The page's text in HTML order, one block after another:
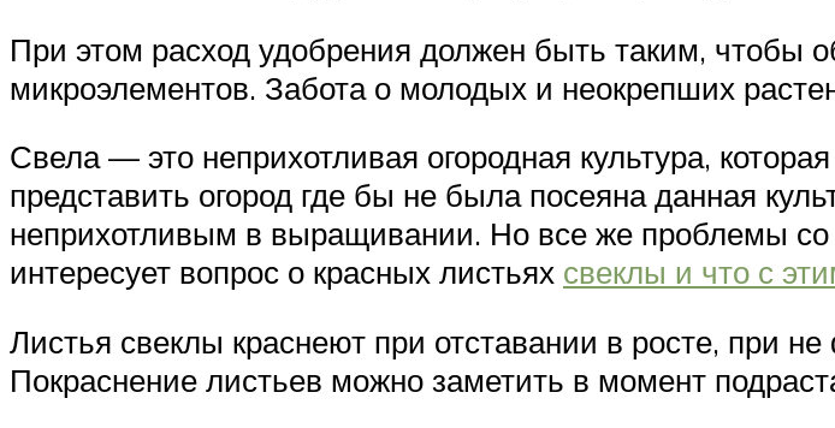
При этом расход удобрения должен быть таким, чтобы
микроэлементов. Забота о молодых и неокрепших
Свела — это неприхотливая огородная культура,
представить огород где бы не была посеяна данная
неприхотливым в выращивании. Но все же проблемы со
интересует вопрос о красных листьях свеклы и что с
Листья свеклы краснеют при отставании в росте, при
Покраснение листьев можно заметить в момент